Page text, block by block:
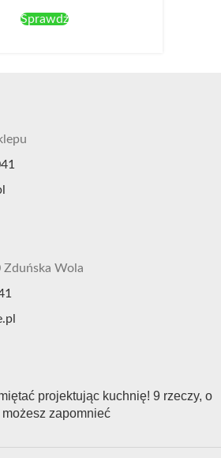
Sprawdź
Wola
projektując kuchnię! 9 rzeczy, o
możesz zapomnieć